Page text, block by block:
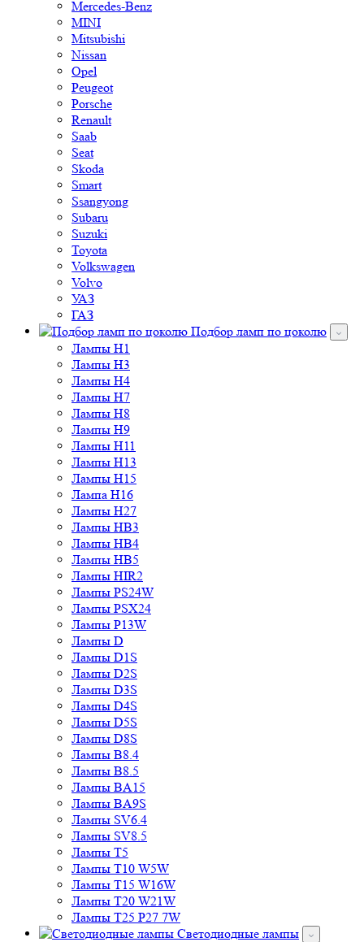
Mercedes-Benz
MINI
Mitsubishi
Nissan
Opel
Peugeot
Porsche
Renault
Saab
Seat
Skoda
Smart
Ssangyong
Subaru
Suzuki
Toyota
Volkswagen
Volvo
УАЗ
ГАЗ
Подбор ламп по цоколю
Лампы H1
Лампы H3
Лампы H4
Лампы H7
Лампы H8
Лампы H9
Лампы H11
Лампы H13
Лампы H15
Лампа H16
Лампы H27
Лампы HB3
Лампы HB4
Лампы HB5
Лампы HIR2
Лампы PS24W
Лампы PSX24
Лампы P13W
Лампы D
Лампы D1S
Лампы D2S
Лампы D3S
Лампы D4S
Лампы D5S
Лампы D8S
Лампы B8.4
Лампы B8.5
Лампы BA15
Лампы BA9S
Лампы SV6.4
Лампы SV8.5
Лампы T5
Лампы T10 W5W
Лампы T15 W16W
Лампы T20 W21W
Лампы T25 P27 7W
Светодиодные лампы